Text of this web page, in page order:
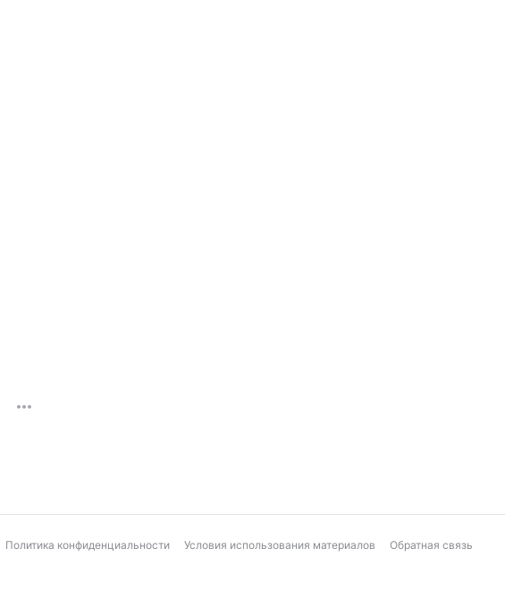
Политика конфиденциальности Условия использования материалов Обратная связь